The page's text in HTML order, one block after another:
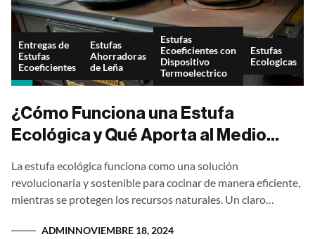
Entregas de
Estufas
Ecoeficientes
Estufas
Ahorradoras
de Leña
Estufas
Ecoeficientes con
Dispositivo
Termoelectrico
Estufas
Ecologicas
¿Cómo Funciona una Estufa
Ecológica y Qué Aporta al Medio
La estufa ecológica funciona como una solución
revolucionaria y sostenible para cocinar de manera eficiente,
mientras se protegen los recursos naturales. Un claro
ADMINNOVIEMBRE 18, 2024